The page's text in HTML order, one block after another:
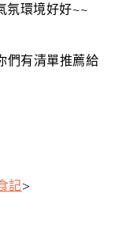
氛環境好好~~
們有清單推薦給
記>